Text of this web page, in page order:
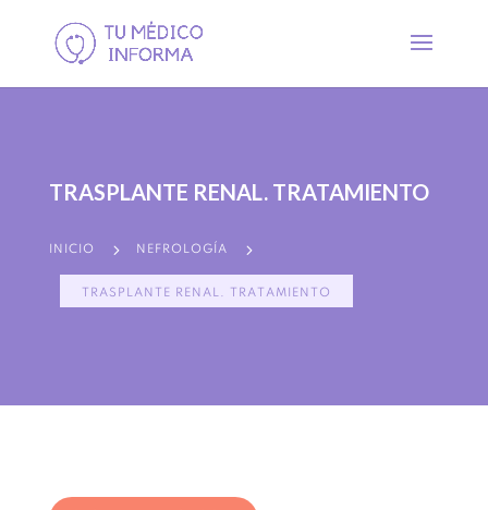
TRASPLANTE RENAL. TRATAMIENTO
INICIO 5 NEFROLOGÍA 5
TRASPLANTE RENAL. TRATAMIENTO